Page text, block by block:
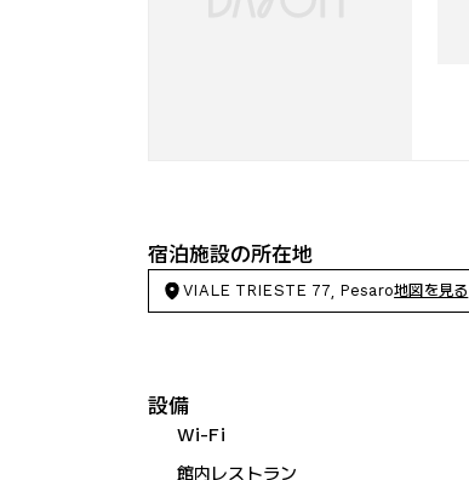
宿泊施設の所在地
VIALE TRIESTE 77, Pesaro地図を見る
設備
Wi-Fi
館内レストラン